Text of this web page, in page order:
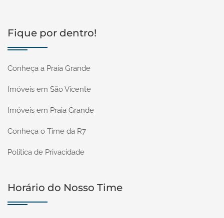
Fique por dentro!
Conheça a Praia Grande
Imóveis em São Vicente
Imóveis em Praia Grande
Conheça o Time da R7
Política de Privacidade
Horário do Nosso Time